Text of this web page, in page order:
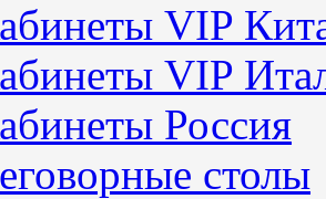
VIP
VIP
Россия
столы